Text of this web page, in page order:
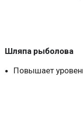
Шляпа рыболова
Повышает